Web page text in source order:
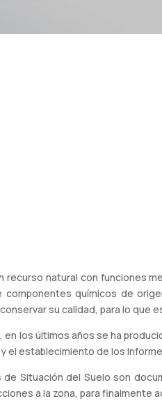
recurso natural con funciones
componentes químicos de
su calidad, para lo que
en los últimos años se ha
el establecimiento de los
de Situación del Suelo son
a la zona, para finalmente